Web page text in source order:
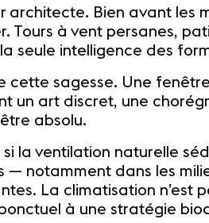
architecte. Bien avant les
Tours à vent persanes,
seule intelligence des
cette sagesse. Une
un art discret, une
absolu.
la ventilation naturelle
— notamment dans les
La climatisation n’est
à une stratégie